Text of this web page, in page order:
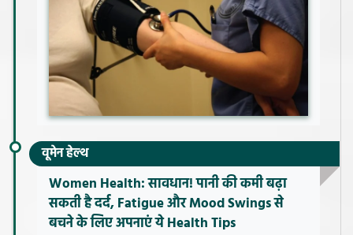
वूमेन हेल्थ
Women Health: सावधान! पानी की कमी बढ़ा
सकती है दर्द, Fatigue और Mood Swings से
बचने के लिए अपनाएं ये Health Tips